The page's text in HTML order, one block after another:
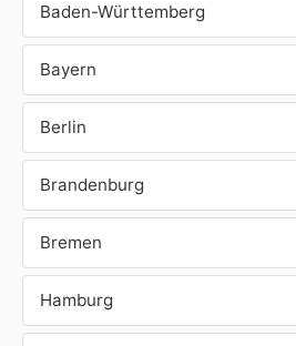
Baden-Württemberg
Bayern
Berlin
Brandenburg
Bremen
Hamburg